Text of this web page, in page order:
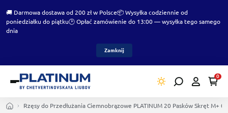
🚚 Darmowa dostawa od 200 zł w Polsce📦 Wysyłka codziennie od
poniedziałku do piątku🕑 Opłać zamówienie do 13:00 — wysyłka tego samego
dnia
Zamknij
0
Rzęsy do Przedłużania Сiemnobrązowe PLATINUM 20 Pasków Skręt M+